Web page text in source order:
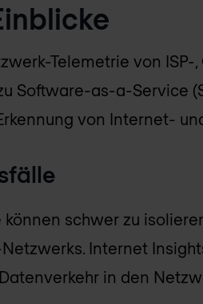
Telemetrie von
Software-as-a-Service
von Internet-
schwer zu
Internet
in den